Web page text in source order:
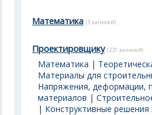
Математика (5 записей)
Проектировщику (231 записей)
Математика |
Материалы для
Напряжения, деформации,
материалов |
| Конструктивные решения